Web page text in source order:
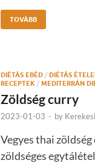
TOVÁBB
DIÉTÁS EBÉD / DIÉTÁS
RECEPTEK / MEDITERRÁN
Zöldség curry
2023-01-03 - by
Vegyes thai
zöldséges